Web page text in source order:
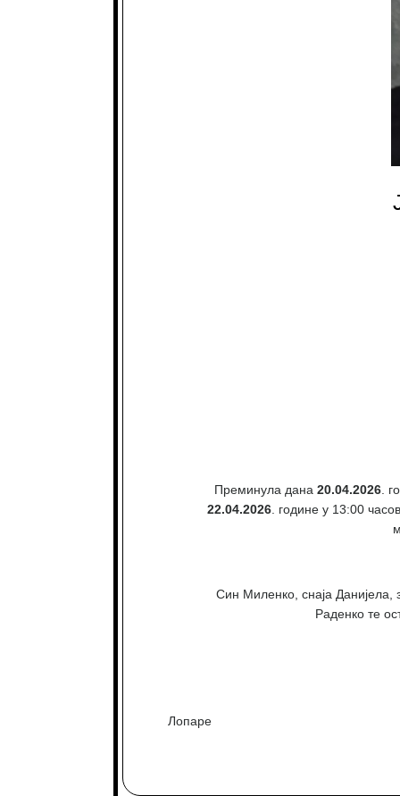
Преминула дана 20.04.2026 .
22.04.2026 . године у 13:00
Син Миленко, снаја
Раденко те
Лопаре